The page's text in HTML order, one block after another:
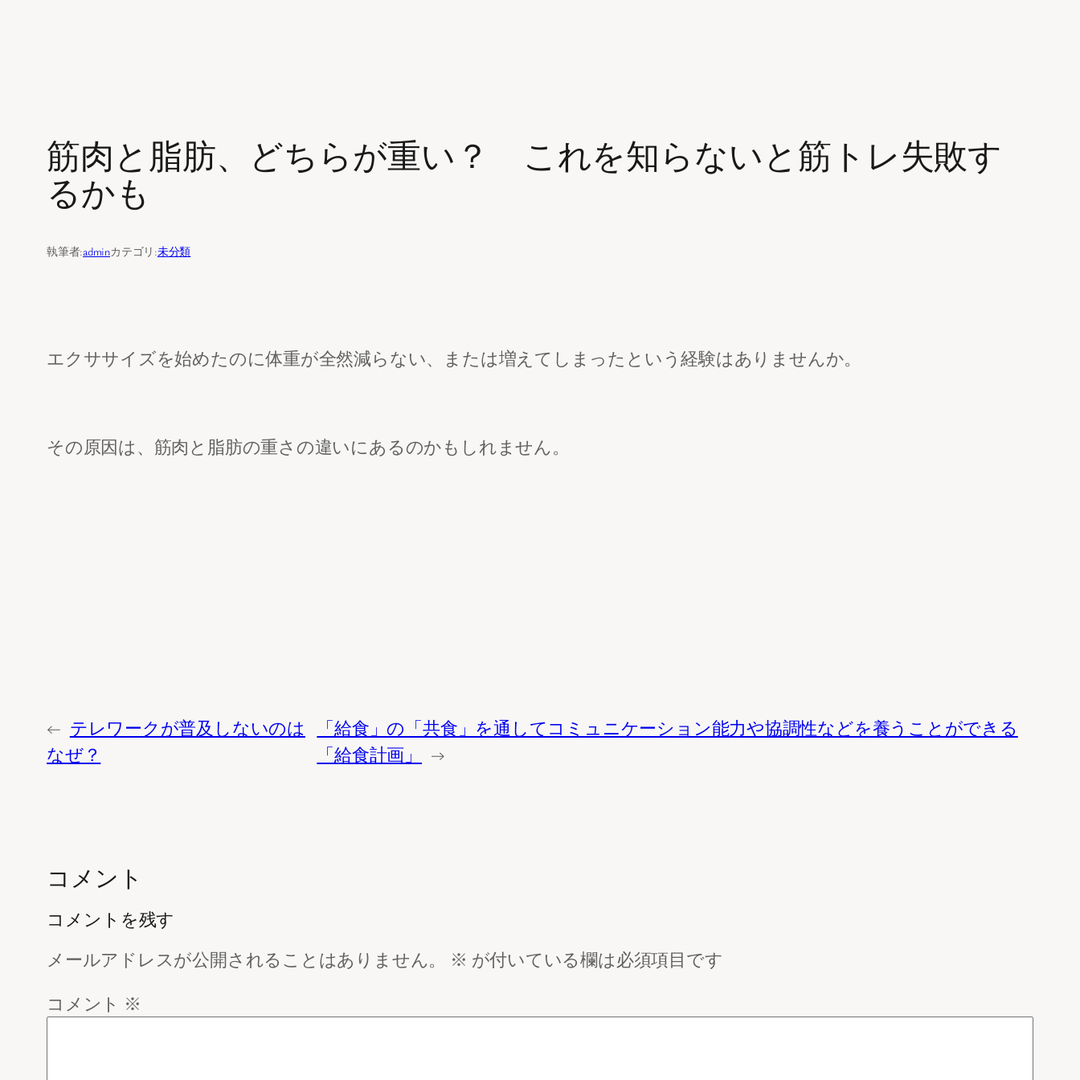
筋肉と脂肪、どちらが重い？ これを知らないと筋トレ失敗す
るかも
執筆者:adminカテゴリ:未分類
エクササイズを始めたのに体重が全然減らない、または増えてしまったという経験はありませんか。
その原因は、筋肉と脂肪の重さの違いにあるのかもしれません。
← テレワークが普及しないのは
なぜ？
「給食」の「共食」を通してコミュニケーション能力や協調性などを養うことができる
「給食計画」
→
コメント
コメントを残す
メールアドレスが公開されることはありません。 ※ が付いている欄は必須項目です
コメント ※